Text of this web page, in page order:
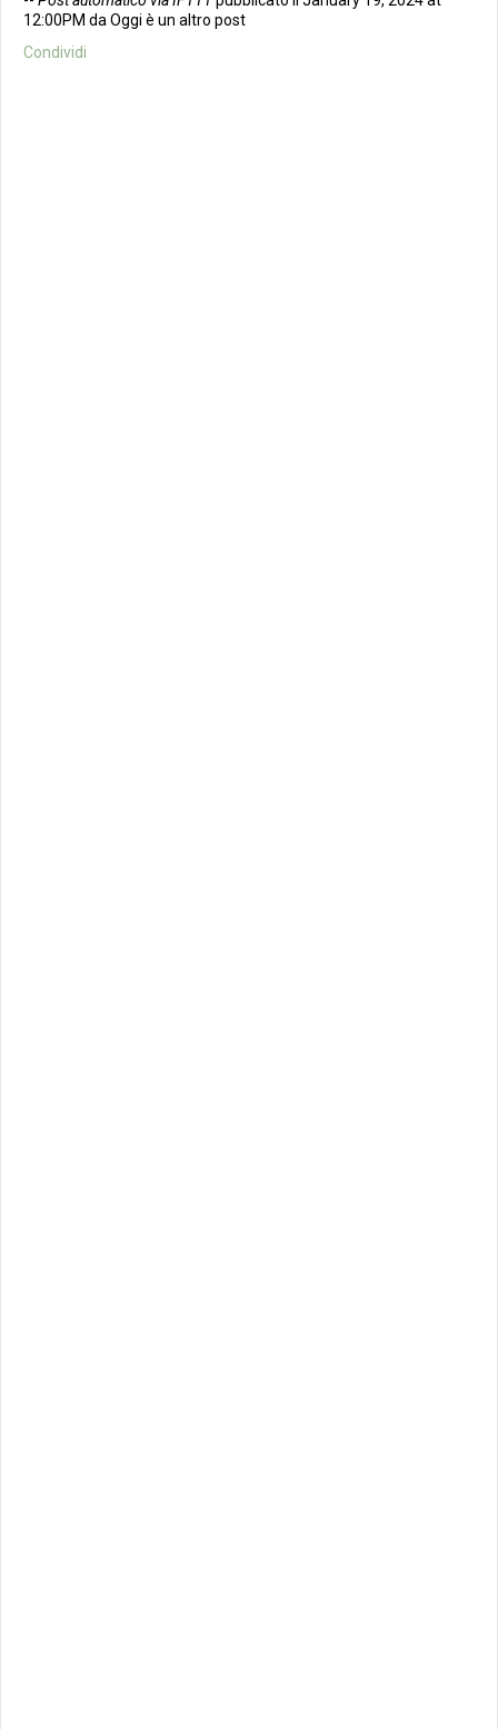
12:00PM da Oggi è un altro post
Condividi